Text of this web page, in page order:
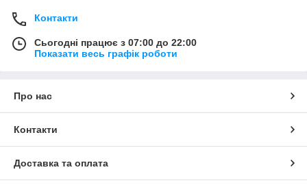
Контакти
Сьогодні працює з 07:00 до 22:00
Показати весь графік роботи
Про нас
Контакти
Доставка та оплата